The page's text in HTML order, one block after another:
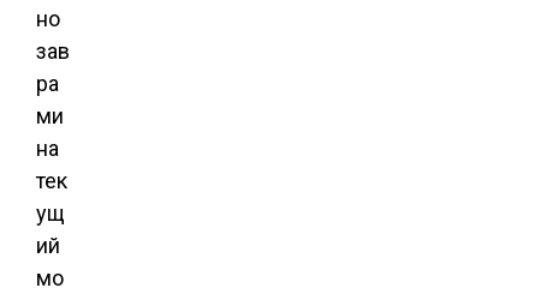
но
зав
ра
ми
на
тек
ущ
ий
мо